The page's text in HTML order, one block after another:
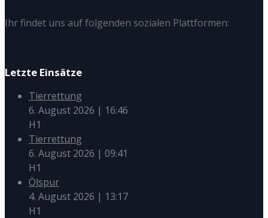
Ihr findet uns auf folgenden sozialen Plattformen:
Letzte Einsätze
Tierrettung
6. August 2026 | 16:46
H1
Tierrettung
6. August 2026 | 09:41
H1
Ölspur
4. August 2026 | 13:17
H1